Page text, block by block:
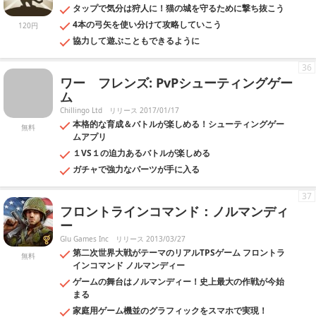
120円
タップで気分は狩人に！猫の城を守るために撃ち抜こう
4本の弓矢を使い分けて攻略していこう
協力して遊ぶこともできるように
無料
ワー フレンズ: PvPシューティングゲー
ム
Chillingo Ltd リリース 2017/01/17
本格的な育成＆バトルが楽しめる！シューティングゲー
ムアプリ
１VS１の迫力あるバトルが楽しめる
ガチャで強力なパーツが手に入る
36
無料
フロントラインコマンド：ノルマンディ
ー
Glu Games Inc リリース 2013/03/27
第二次世界大戦がテーマのリアルTPSゲーム フロントラ
インコマンド ノルマンディー
ゲームの舞台はノルマンディー！史上最大の作戦が今始
まる
家庭用ゲーム機並のグラフィックをスマホで実現！
37